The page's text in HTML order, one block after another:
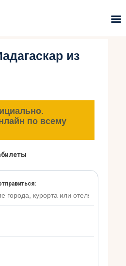
из
по всему